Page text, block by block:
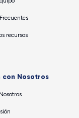
recursos
con Nosotros